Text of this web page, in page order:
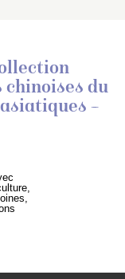
chinoises du
–